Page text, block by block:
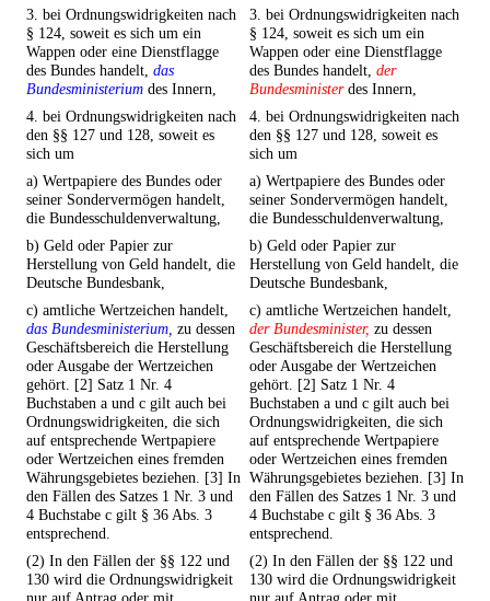
3. bei Ordnungswidrigkeiten nach
§ 124, soweit es sich um ein
Wappen oder eine Dienstflagge
des Bundes handelt, das
Bundesministerium des Innern,
3. bei Ordnungswidrigkeiten nach
§ 124, soweit es sich um ein
Wappen oder eine Dienstflagge
des Bundes handelt, der
Bundesministerdes Innern,
4. bei Ordnungswidrigkeiten nach
den §§ 127 und 128, soweit es
sich um
4. bei Ordnungswidrigkeiten nach
den §§ 127 und 128, soweit es
sich um
a) Wertpapiere des Bundes oder
seiner Sondervermögen handelt,
die Bundesschuldenverwaltung,
a) Wertpapiere des Bundes oder
seiner Sondervermögen handelt,
die Bundesschuldenverwaltung,
b) Geld oder Papier zur
Herstellung von Geld handelt, die
Deutsche Bundesbank,
b) Geld oder Papier zur
Herstellung von Geld handelt, die
Deutsche Bundesbank,
c) amtliche Wertzeichen handelt,
das Bundesministerium, zu dessen
Geschäftsbereich die Herstellung
oder Ausgabe der Wertzeichen
gehört. [2] Satz 1 Nr. 4
Buchstaben a und c gilt auch bei
Ordnungswidrigkeiten, die sich
auf entsprechende Wertpapiere
oder Wertzeichen eines fremden
Währungsgebietes beziehen. [3] In
den Fällen des Satzes 1 Nr. 3 und
4 Buchstabe c gilt § 36 Abs. 3
entsprechend.
c) amtliche Wertzeichen handelt,
der Bundesminister, zu dessen
Geschäftsbereich die Herstellung
oder Ausgabe der Wertzeichen
gehört. [2] Satz 1 Nr. 4
Buchstaben a und c gilt auch bei
Ordnungswidrigkeiten, die sich
auf entsprechende Wertpapiere
oder Wertzeichen eines fremden
Währungsgebietes beziehen. [3] In
den Fällen des Satzes 1 Nr. 3 und
4 Buchstabe c gilt § 36 Abs. 3
entsprechend.
(2) In den Fällen der §§ 122 und
130 wird die Ordnungswidrigkeit
(2) In den Fällen der §§ 122 und
130 wird die Ordnungswidrigkeit